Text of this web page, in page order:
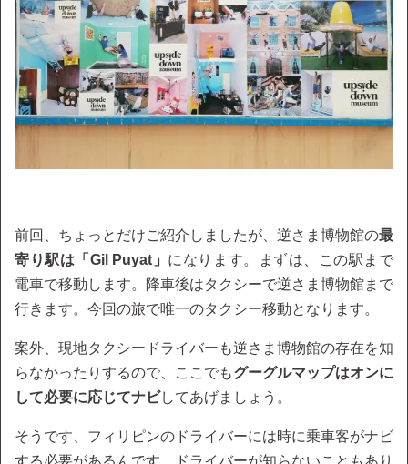
前回、ちょっとだけご紹介しましたが、逆さま博物館の最
寄り駅は「Gil Puyat」 になります。まずは、この駅まで
電車で移動します。降車後はタクシーで逆さま博物館まで
行きます。今回の旅で唯一のタクシー移動となります。
案外、現地タクシードライバーも逆さま博物館の存在を知
らなかったりするので、ここでもグーグルマップはオンに
して必要に応じてナビしてあげましょう。
そうです、フィリピンのドライバーには時に乗車客がナビ
する必要があるんです。ドライバーが知らないこともあり